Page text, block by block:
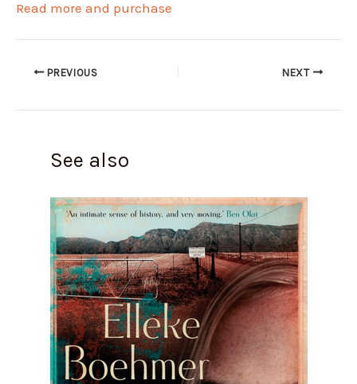
Read more and purchase
PREVIOUS NEXT
See also